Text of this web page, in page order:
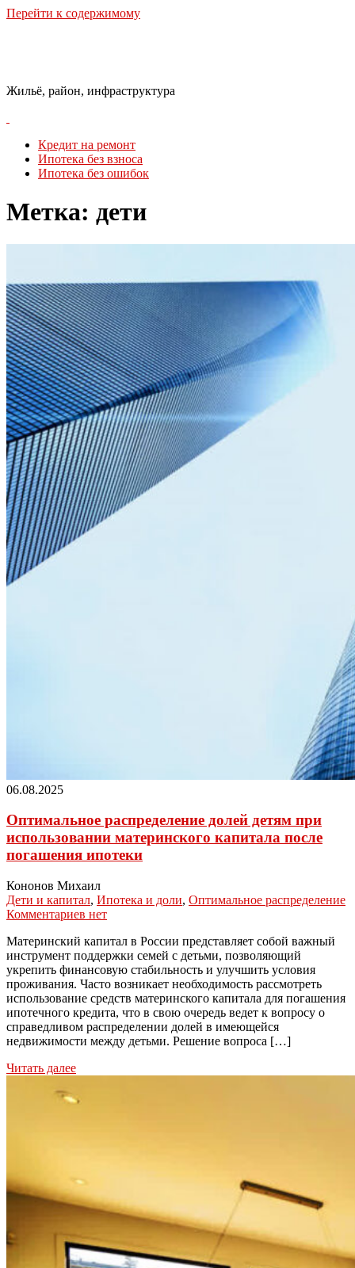
Перейти к содержимому
Жильё, район, инфраструктура
Кредит на ремонт
Ипотека без взноса
Ипотека без ошибок
Метка: дети
06.08.2025
Оптимальное распределение долей детям при
использовании материнского капитала после
погашения ипотеки
Кононов Михаил
Дети и капитал, Ипотека и доли, Оптимальное распределение
Комментариев нет
Материнский капитал в России представляет собой важный
инструмент поддержки семей с детьми, позволяющий
укрепить финансовую стабильность и улучшить условия
проживания. Часто возникает необходимость рассмотреть
использование средств материнского капитала для погашения
ипотечного кредита, что в свою очередь ведет к вопросу о
справедливом распределении долей в имеющейся
недвижимости между детьми. Решение вопроса […]
Читать далее